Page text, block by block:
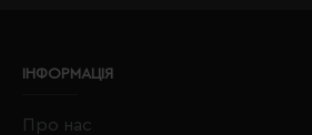
ІНФОРМАЦІЯ
Про нас